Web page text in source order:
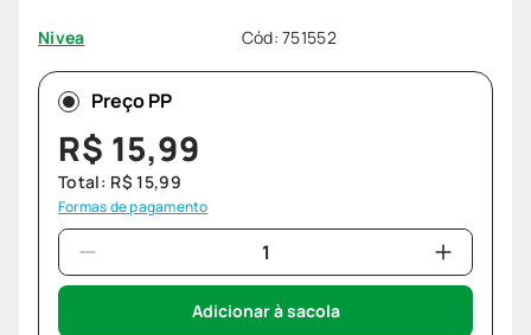
Nivea Cód:751552
Preço PP
R$ 15,99
Total: R$ 15,99
Formas de pagamento
Adicionar à sacola